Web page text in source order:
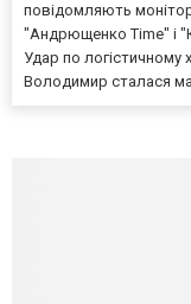
повідомляють
"Андрющенко Time" і
Удар по логістичному
Володимир сталася